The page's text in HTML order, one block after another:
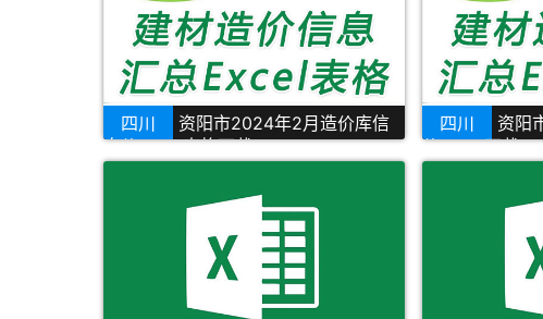
四川
资阳市2024年2月造价库信
息价Excel表格下载
四川
资阳
价Excel下载